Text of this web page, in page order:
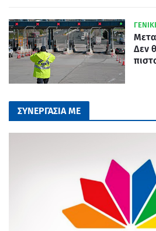
Δεν
ΣΥΝΕΡΓΑΣΙΑ ΜΕ